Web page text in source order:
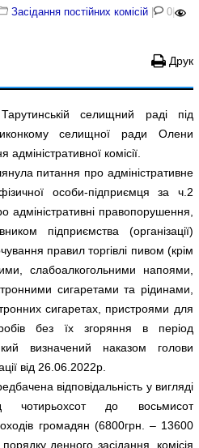
Засідання постійних комісій | 0 |
Друк
селищний раді під
селищної ради Олени
комісії.
питання про адміністративне
особи-підприємця за ч.2
адміністративні правопорушення,
підприємства (організації)
правил торгівлі пивом (крім
слабоалкогольними напоями,
сигаретами та рідинами,
сигаретах, пристроями для
без їх згоряння в період
визначений наказом голови
від 26.06.2022р.
відповідальність у вигляді
чотирьохсот до восьмисот
громадян (6800грн. – 13600
денного засідання, комісія